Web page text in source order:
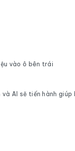
vào ô bên trái
và AI sẽ tiến hành giúp